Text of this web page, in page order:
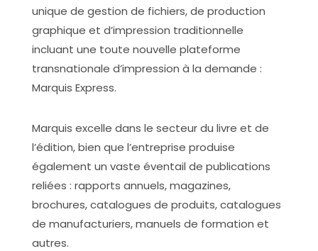
unique de gestion de fichiers, de production
graphique et d’impression traditionnelle
incluant une toute nouvelle plateforme
transnationale d’impression à la demande :
Marquis Express.
Marquis excelle dans le secteur du livre et de
l’édition, bien que l’entreprise produise
également un vaste éventail de publications
reliées : rapports annuels, magazines,
brochures, catalogues de produits, catalogues
de manufacturiers, manuels de formation et
autres.